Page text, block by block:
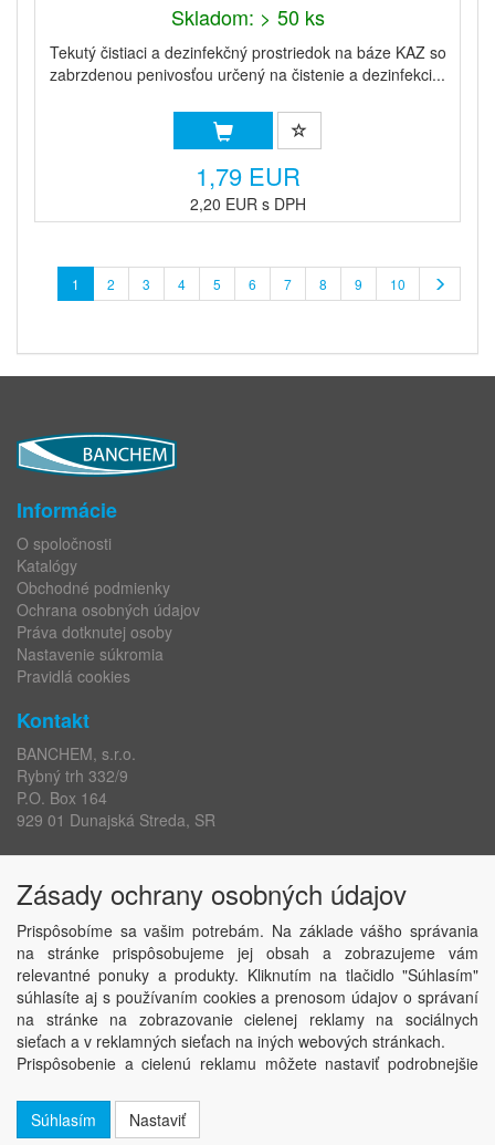
Skladom: > 50 ks
Tekutý čistiaci a dezinfekčný prostriedok na báze KAZ so
zabrzdenou penivosťou určený na čistenie a dezinfekci...
1,79 EUR
2,20 EUR s DPH
1 2 3 4 5 6 7 8 9 10
Informácie
O spoločnosti
Katalógy
Obchodné podmienky
Ochrana osobných údajov
Práva dotknutej osoby
Nastavenie súkromia
Pravidlá cookies
Kontakt
BANCHEM, s.r.o.
Rybný trh 332/9
P.O. Box 164
929 01 Dunajská Streda, SR
IČ DPH: SK2020196563
DIČ: 2020196563
eshop:+421 917 169 401
centrála:+421 315 910 801
E-mail:banchem@banchem.sk
Web:www.banchem.sk
Zásady ochrany osobných údajov
Prispôsobíme sa vašim potrebám. Na základe vášho správania
na stránke prispôsobujeme jej obsah a zobrazujeme vám
relevantné ponuky a produkty. Kliknutím na tlačidlo "Súhlasím"
súhlasíte aj s používaním cookies a prenosom údajov o správaní
na stránke na zobrazovanie cielenej reklamy na sociálnych
sieťach a v reklamných sieťach na iných webových stránkach.
Prispôsobenie a cielenú reklamu môžete nastaviť podrobnejšie
Súhlasím
Nastaviť